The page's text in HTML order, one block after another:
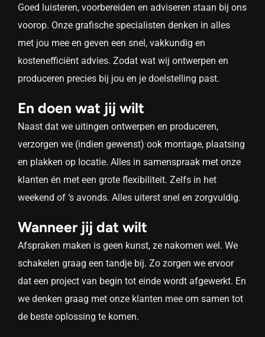
Goed luisteren, voorbereiden en adviseren staan bij ons
voorop. Onze grafische specialisten denken in alles
met jou mee en geven een snel, vakkundig en
kostenefficiënt advies. Zodat wat wij ontwerpen en
produceren precies bij jou en je doelstelling past.
En doen wat jij wilt
Naast dat we uitingen ontwerpen en produceren,
verzorgen we (indien gewenst) ook montage, plaatsing
en plakken op locatie. Alles in samenspraak met onze
klanten én met een grote flexibiliteit. Zelfs in het
weekend of ‘s avonds. Alles uiterst snel en zorgvuldig.
Wanneer jij dat wilt
Afspraken maken is geen kunst, ze nakomen wel. We
schakelen graag een tandje bij. Zo zorgen we ervoor
dat een project van begin tot einde wordt afgewerkt. En
we denken graag met onze klanten mee om samen tot
de beste oplossing te komen.